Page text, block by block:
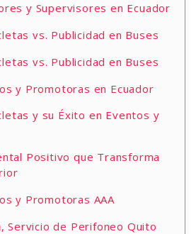
y Supervisores en Ecuador
vs. Publicidad en Buses
vs. Publicidad en Buses
y Promotoras en Ecuador
y su Éxito en Eventos y
Positivo que Transforma
y Promotoras AAA
Servicio de Perifoneo Quito